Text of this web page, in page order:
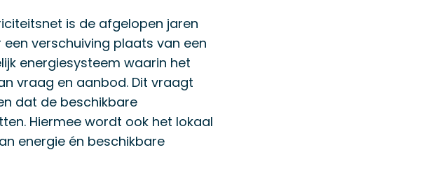
is de afgelopen jaren
verschuiving plaats van een
energiesysteem waarin het
vraag en aanbod. Dit vraagt
dat de beschikbare
Hiermee wordt ook het lokaal
energie én beschikbare